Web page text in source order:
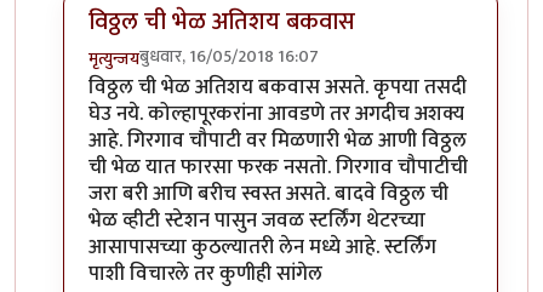
विठ्ठल ची भेळ अतिशय बकवास
मृत्युन्जयबुधवार, 16/05/2018 16:07
In reply toसहमत आहेbyश्वेता२४
विठ्ठल ची भेळ अतिशय बकवास असते. कृपया तसदी
घेउ नये. कोल्हापूरकरांना आवडणे तर अगदीच अशक्य
आहे. गिरगाव चौपाटी वर मिळणारी भेळ आणी विठ्ठल
ची भेळ यात फारसा फरक नसतो. गिरगाव चौपाटीची
जरा बरी आणि बरीच स्वस्त असते. बादवे विठ्ठल ची
भेळ व्हीटी स्टेशन पासुन जवळ स्टर्लिंग थेटरच्या
आसापासच्या कुठल्यातरी लेन मध्ये आहे. स्टर्लिंग
पाशी विचारले तर कुणीही सांगेल